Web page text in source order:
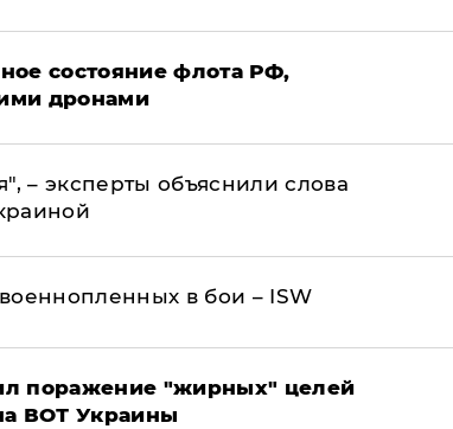
состояние флота РФ,
дронами
– эксперты объяснили слова
в бои – ISW
поражение "жирных" целей
ВОТ Украины